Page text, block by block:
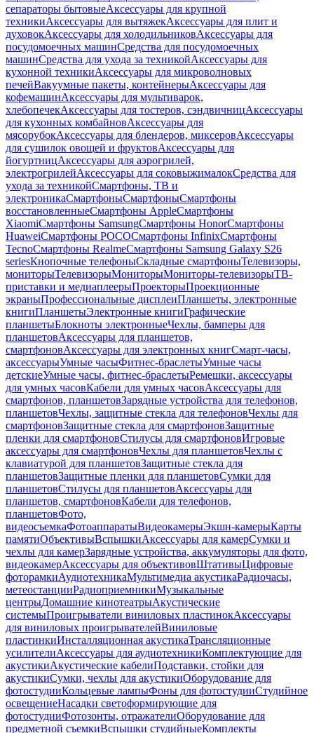
сепараторы бытовыеАксессуары для крупной
техникиАксессуары для вытяжекАксессуары для плит и
духовокАксессуары для холодильниковАксессуары для
посудомоечных машинСредства для посудомоечных
машинСредства для ухода за техникойАксессуары для
кухонной техникиАксессуары для микроволновых
печейВакуумные пакеты, контейнерыАксессуары для
кофемашинАксессуары для мультиварок,
хлебопечекАксессуары для тостеров, сэндвичницАксессуары
для кухонных комбайновАксессуары для
мясорубокАксессуары для блендеров, миксеровАксессуары
для сушилок овощей и фруктовАксессуары для
йогуртницАксессуары для аэрогрилей,
электрогрилейАксессуары для соковыжималокСредства для
ухода за техникойСмартфоны, ТВ и
электроникаСмартфоныСмартфоныСмартфоны
восстановленныеСмартфоны AppleСмартфоны
XiaomiСмартфоны SamsungСмартфоны HonorСмартфоны
HuaweiСмартфоны POCOСмартфоны InfinixСмартфоны
TecnoСмартфоны RealmeСмартфоны Samsung Galaxy S26
seriesКнопочные телефоныСкладные смартфоныТелевизоры,
мониторыТелевизорыМониторыМониторы-телевизорыТВ-
приставки и медиаплеерыПроекторыПроекционные
экраныПрофессиональные дисплеиПланшеты, электронные
книгиПланшетыЭлектронные книгиГрафические
планшетыБлокноты электронныеЧехлы, бамперы для
планшетовАксессуары для планшетов,
смартфоновАксессуары для электронных книгСмарт-часы,
аксессуарыУмные часыФитнес-браслетыУмные часы
детскиеУмные часы, фитнес-браслетыРемешки, аксессуары
для умных часовКабели для умных часовАксессуары для
смартфонов, планшетовЗарядные устройства для телефонов,
планшетовЧехлы, защитные стекла для телефоновЧехлы для
смартфоновЗащитные стекла для смартфоновЗащитные
пленки для смартфоновСтилусы для смартфоновИгровые
аксессуары для смартфоновЧехлы для планшетовЧехлы с
клавиатурой для планшетовЗащитные стекла для
планшетовЗащитные пленки для планшетовСумки для
планшетовСтилусы для планшетовАксессуары для
планшетов, смартфоновКабели для телефонов,
планшетовФото,
видеосъемкаФотоаппаратыВидеокамерыЭкшн-камерыКарты
памятиОбъективыВспышкиАксессуары для камерСумки и
чехлы для камерЗарядные устройства, аккумуляторы для фото,
видеокамерАксессуары для объективовШтативыЦифровые
фоторамкиАудиотехникаМультимедиа акустикаРадиочасы,
метеостанцииРадиоприемникиМузыкальные
центрыДомашние кинотеатрыАкустические
системыПроигрыватели виниловых пластинокАксессуары
для виниловых проигрывателейВиниловые
пластинкиИнсталляционная акустикаТрансляционные
усилителиАксессуары для аудиотехникиКомплектующие для
акустикиАкустические кабелиПодставки, стойки для
акустикиСумки, чехлы для акустикиОборудование для
фотостудииКольцевые лампыФоны для фотостудииСтудийное
освещениеНасадки светоформирующие для
фотостудииФотозонты, отражателиОборудование для
предметной съемкиВспышки студийныеКомплекты